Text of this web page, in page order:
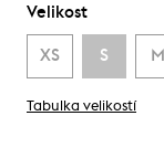
Velikost
XS S M
Tabulka velikostí